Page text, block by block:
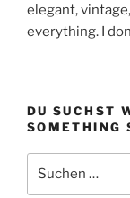
elegant,
everything. I
DU SUCHST
SOMETHING
nach: